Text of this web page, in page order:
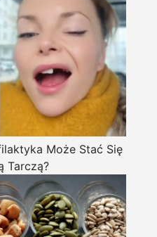
Może Stać Się
Tarczą?